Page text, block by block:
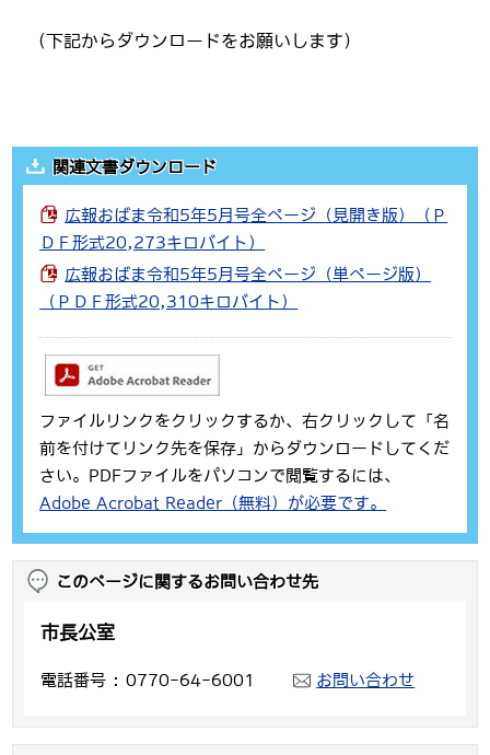
（下記からダウンロードをお願いします）
関連文書ダウンロード
広報おばま令和5年5月号全ページ（見開き版）（Ｐ
ＤＦ形式20,273キロバイト）
広報おばま令和5年5月号全ページ（単ページ版）
（ＰＤＦ形式20,310キロバイト）
ファイルリンクをクリックするか、右クリックして「名
前を付けてリンク先を保存」からダウンロードしてくだ
さい。PDFファイルをパソコンで閲覧するには、
Adobe Acrobat Reader（無料）が必要です。
このページに関するお問い合わせ先
市長公室
電話番号 0770-64-6001 お問い合わせ